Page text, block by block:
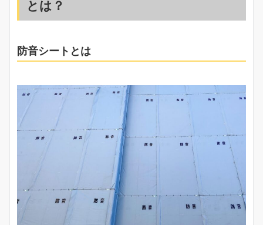
とは？
防音シートとは